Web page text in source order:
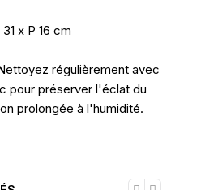
x P 16 cm
régulièrement avec
pour préserver l'éclat du
prolongée à l'humidité.